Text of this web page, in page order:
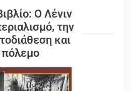
Ο Λένιν
την
και
πόλεμο